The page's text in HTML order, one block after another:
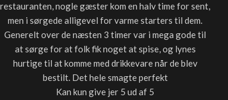
restauranten, nogle gæster kom en halv time for sent,
men i sørgede alligevel for varme starters til dem.
Generelt over de næsten 3 timer var i mega gode til
at sørge for at folk fik noget at spise, og lynes
hurtige til at komme med drikkevare når de blev
bestilt. Det hele smagte perfekt
Kan kun give jer 5 ud af 5